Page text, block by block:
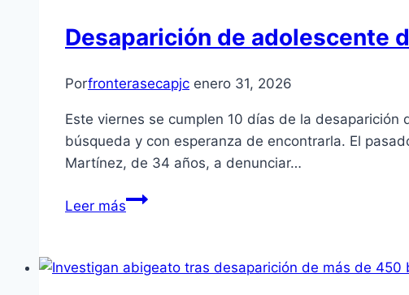
Desaparición de adolescente
Porfronterasecapjc enero 31, 2026
Este viernes se cumplen 10 días de la
búsqueda y con esperanza de encontrarla. El
Martínez, de 34 años, a denunciar…
Leer más